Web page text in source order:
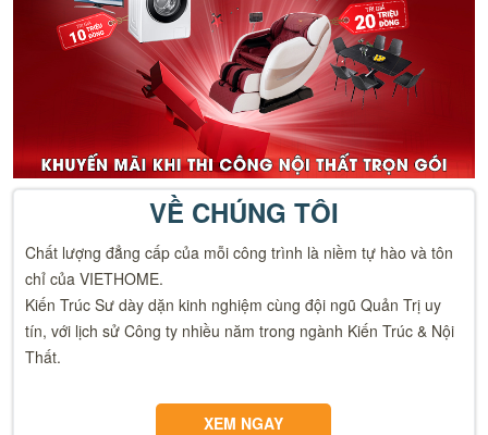
VỀ CHÚNG TÔI
Chất lượng đẳng cấp của mỗi công trình là niềm tự hào và tôn
chỉ của VIETHOME.
Kiến Trúc Sư dày dặn kinh nghiệm cùng đội ngũ Quản Trị uy
tín, với lịch sử Công ty nhiều năm trong ngành Kiến Trúc & Nội
Thất.
XEM NGAY